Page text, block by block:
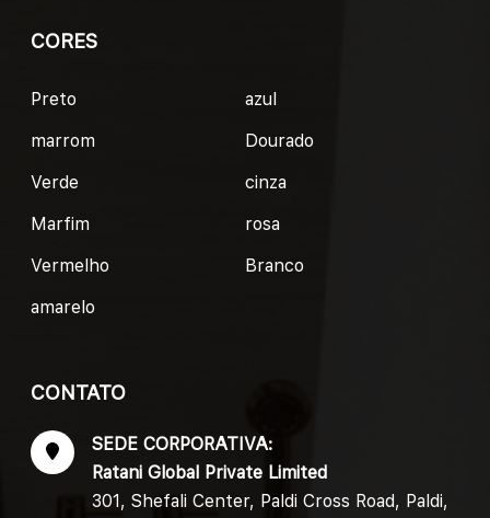
CORES
Preto
azul
marrom
Dourado
Verde
cinza
Marfim
rosa
Vermelho
Branco
amarelo
CONTATO
SEDE CORPORATIVA:
Ratani Global Private Limited
301, Shefali Center, Paldi Cross Road, Paldi,